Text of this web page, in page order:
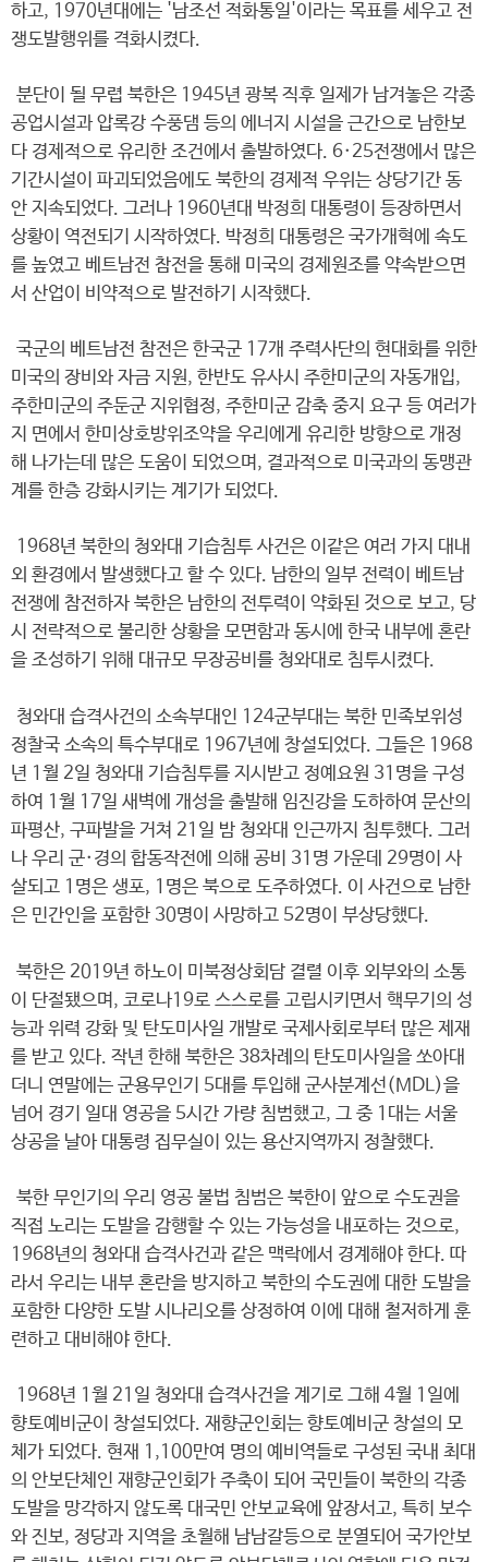
하고, 1970년대에는 '남조선 적화통일'이라는 목표를 세우고 전
쟁도발행위를 격화시켰다.
분단이 될 무렵 북한은 1945년 광복 직후 일제가 남겨놓은 각종
공업시설과 압록강 수풍댐 등의 에너지 시설을 근간으로 남한보
다 경제적으로 유리한 조건에서 출발하였다. 6·25전쟁에서 많은
기간시설이 파괴되었음에도 북한의 경제적 우위는 상당기간 동
안 지속되었다. 그러나 1960년대 박정희 대통령이 등장하면서
상황이 역전되기 시작하였다. 박정희 대통령은 국가개혁에 속도
를 높였고 베트남전 참전을 통해 미국의 경제원조를 약속받으면
서 산업이 비약적으로 발전하기 시작했다.
국군의 베트남전 참전은 한국군 17개 주력사단의 현대화를 위한
미국의 장비와 자금 지원, 한반도 유사시 주한미군의 자동개입,
주한미군의 주둔군 지위협정, 주한미군 감축 중지 요구 등 여러가
지 면에서 한미상호방위조약을 우리에게 유리한 방향으로 개정
해 나가는데 많은 도움이 되었으며, 결과적으로 미국과의 동맹관
계를 한층 강화시키는 계기가 되었다.
1968년 북한의 청와대 기습침투 사건은 이같은 여러 가지 대내
외 환경에서 발생했다고 할 수 있다. 남한의 일부 전력이 베트남
전쟁에 참전하자 북한은 남한의 전투력이 약화된 것으로 보고, 당
시 전략적으로 불리한 상황을 모면함과 동시에 한국 내부에 혼란
을 조성하기 위해 대규모 무장공비를 청와대로 침투시켰다.
청와대 습격사건의 소속부대인 124군부대는 북한 민족보위성
정찰국 소속의 특수부대로 1967년에 창설되었다. 그들은 1968
년 1월 2일 청와대 기습침투를 지시받고 정예요원 31명을 구성
하여 1월 17일 새벽에 개성을 출발해 임진강을 도하하여 문산의
파평산, 구파발을 거쳐 21일 밤 청와대 인근까지 침투했다. 그러
나 우리 군·경의 합동작전에 의해 공비 31명 가운데 29명이 사
살되고 1명은 생포, 1명은 북으로 도주하였다. 이 사건으로 남한
은 민간인을 포함한 30명이 사망하고 52명이 부상당했다.
북한은 2019년 하노이 미북정상회담 결렬 이후 외부와의 소통
이 단절됐으며, 코로나19로 스스로를 고립시키면서 핵무기의 성
능과 위력 강화 및 탄도미사일 개발로 국제사회로부터 많은 제재
를 받고 있다. 작년 한해 북한은 38차례의 탄도미사일을 쏘아대
더니 연말에는 군용무인기 5대를 투입해 군사분계선(MDL)을
넘어 경기 일대 영공을 5시간 가량 침범했고, 그 중 1대는 서울
상공을 날아 대통령 집무실이 있는 용산지역까지 정찰했다.
북한 무인기의 우리 영공 불법 침범은 북한이 앞으로 수도권을
직접 노리는 도발을 감행할 수 있는 가능성을 내포하는 것으로,
1968년의 청와대 습격사건과 같은 맥락에서 경계해야 한다. 따
라서 우리는 내부 혼란을 방지하고 북한의 수도권에 대한 도발을
포함한 다양한 도발 시나리오를 상정하여 이에 대해 철저하게 훈
련하고 대비해야 한다.
1968년 1월 21일 청와대 습격사건을 계기로 그해 4월 1일에
향토예비군이 창설되었다. 재향군인회는 향토예비군 창설의 모
체가 되었다. 현재 1,100만여 명의 예비역들로 구성된 국내 최대
의 안보단체인 재향군인회가 주축이 되어 국민들이 북한의 각종
도발을 망각하지 않도록 대국민 안보교육에 앞장서고, 특히 보수
와 진보, 정당과 지역을 초월해 남남갈등으로 분열되어 국가안보